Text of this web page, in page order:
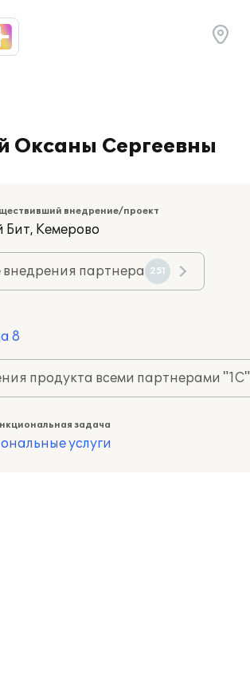
Оксаны Сергеевны
внедрение/проект
Бит, Кемерово
внедрения партнера 251
8
продукта всеми партнерами "1С"
задача
услуги